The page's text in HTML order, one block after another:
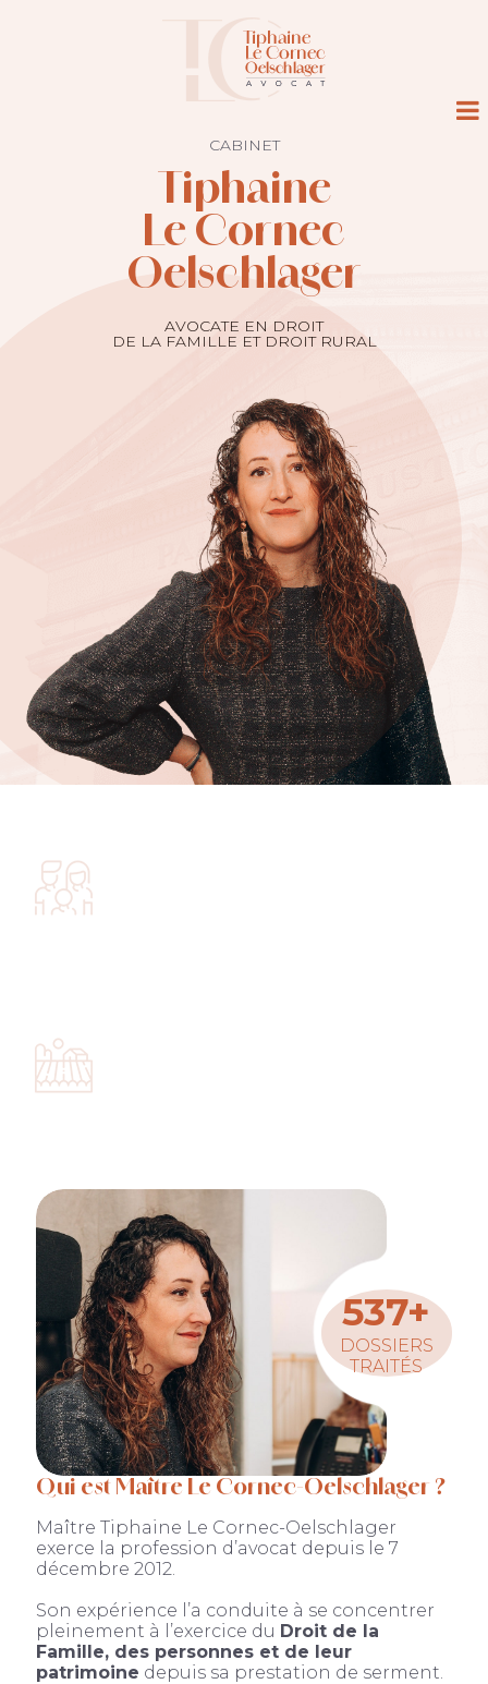
CABINET
Tiphaine
Le Cornec
Oelschlager
AVOCATE EN DROIT
DE LA FAMILLE ET DROIT RURAL
QUALIFICATIONS
537+
DOSSIERS
TRAITÉS
Qui est Maître Le Cornec-Oelschlager ?
Maître Tiphaine Le Cornec-Oelschlager
exerce la profession d’avocat depuis le 7
décembre 2012.
Son expérience l’a conduite à se concentrer
pleinement à l’exercice du Droit de la
Famille, des personnes et de leur
patrimoine depuis sa prestation de serment.